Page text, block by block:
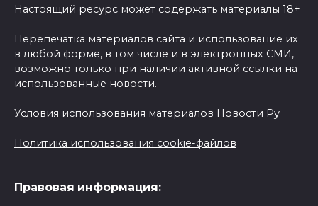
Настоящий ресурс может содержать материалы 18+
Перепечатка материалов сайта и использование их
в любой форме, в том числе и в электронных СМИ,
возможно только при наличии активной ссылки на
использованные новости.
Условия использования материалов Новости Ру
Политика использования cookie-файлов
Правовая информация: